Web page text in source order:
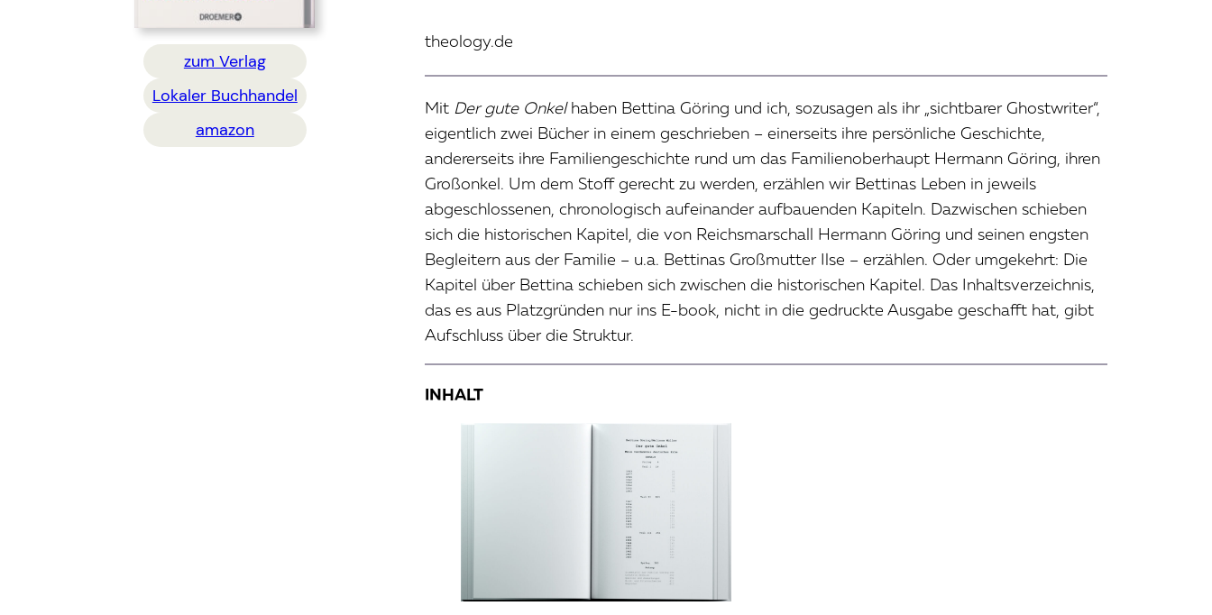
zum Verlag
Lokaler Buchhandel
amazon
theology.de
Mit Der gute Onkelhaben Bettina Göring und ich, sozusagen als ihr „sichtbarer Ghostwriter“,
eigentlich zwei Bücher in einem geschrieben – einerseits ihre persönliche Geschichte,
andererseits ihre Familiengeschichte rund um das Familienoberhaupt Hermann Göring, ihren
Großonkel. Um dem Stoff gerecht zu werden, erzählen wir Bettinas Leben in jeweils
abgeschlossenen, chronologisch aufeinander aufbauenden Kapiteln. Dazwischen schieben
sich die historischen Kapitel, die von Reichsmarschall Hermann Göring und seinen engsten
Begleitern aus der Familie – u.a. Bettinas Großmutter Ilse – erzählen. Oder umgekehrt: Die
Kapitel über Bettina schieben sich zwischen die historischen Kapitel. Das Inhaltsverzeichnis,
das es aus Platzgründen nur ins E-book, nicht in die gedruckte Ausgabe geschafft hat, gibt
Aufschluss über die Struktur.
INHALT